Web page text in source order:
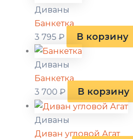
Диваны
Банкетка
3 795₽ В корзину
Диваны
Банкетка
3 700₽ В корзину
Диваны
Диван угловой Агат